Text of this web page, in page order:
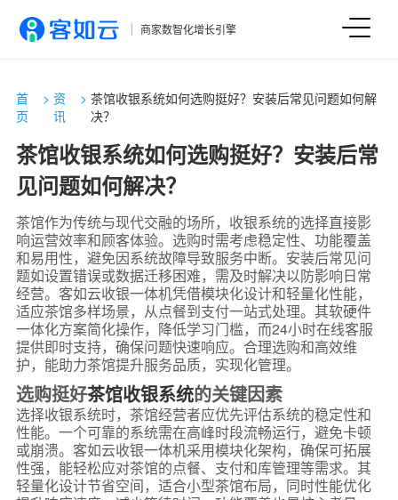
商家数智化增长引擎
首
页
>资
讯
>茶馆收银系统如何选购挺好？安装后常见问题如何解
决？
茶馆收银系统如何选购挺好？安装后常
见问题如何解决？
茶馆作为传统与现代交融的场所，收银系统的选择直接影
响运营效率和顾客体验。选购时需考虑稳定性、功能覆盖
和易用性，避免因系统故障导致服务中断。安装后常见问
题如设置错误或数据迁移困难，需及时解决以防影响日常
经营。客如云收银一体机凭借模块化设计和轻量化性能，
适应茶馆多样场景，从点餐到支付一站式处理。其软硬件
一体化方案简化操作，降低学习门槛，而24小时在线客服
提供即时支持，确保问题快速响应。合理选购和高效维
护，能助力茶馆提升服务品质，实现化管理。
选购挺好茶馆收银系统的关键因素
选择收银系统时，茶馆经营者应优先评估系统的稳定性和
性能。一个可靠的系统需在高峰时段流畅运行，避免卡顿
或崩溃。客如云收银一体机采用模块化架构，确保可拓展
性强，能轻松应对茶馆的点餐、支付和库管理等需求。其
轻量化设计节省空间，适合小型茶馆布局，同时性能优化